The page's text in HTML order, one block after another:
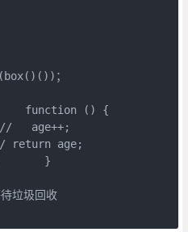
；
function () {
age++;
return age;
}
垃圾回收